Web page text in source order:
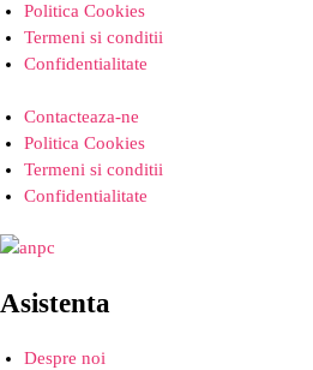
Politica Cookies
Termeni si conditii
Confidentialitate
Contacteaza-ne
Politica Cookies
Termeni si conditii
Confidentialitate
Asistenta
Despre noi